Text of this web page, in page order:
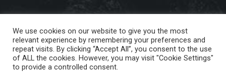
Copyright ©2026 | Aggregates International | All Rights
We use cookies on our website to give you the most
relevant experience by remembering your preferences and
repeat visits. By clicking “Accept All”, you consent to the use
of ALL the cookies. However, you may visit "Cookie Settings"
to provide a controlled consent.